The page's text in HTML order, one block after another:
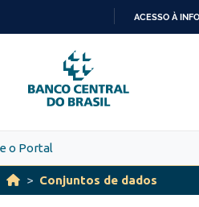
PARA
O
CONTEÚDO
ACESSO À
o Portal
Conjuntos de dados